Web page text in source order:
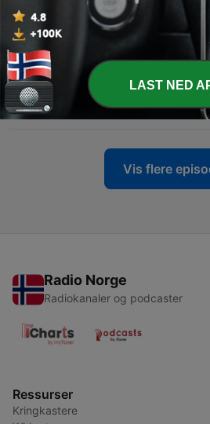
226 - Johannes 15,1-8 Kåre Eidsvåg
påsketida Gjenhøyr frå 2017
30 apr. 2026
225 - Lukas 1, 26-38 Jakob
budskapsdag - gjenhør fra 2017
20 mars 2026
Vis flere
Radio Norge
Radiokanaler og podcaster
Ressurser
Kringkastere
LAST NED